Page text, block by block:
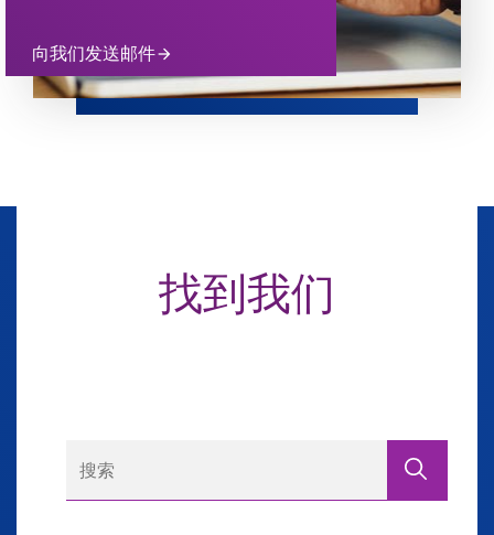
向我们发送邮件arrow_forward
找到我们